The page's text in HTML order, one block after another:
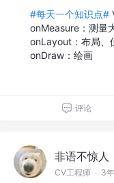
#每天一个知识点#
onMeasure：测量
onLayout：布局、
onDraw：绘画
评论
非语不惊人
CV工程师 · 3